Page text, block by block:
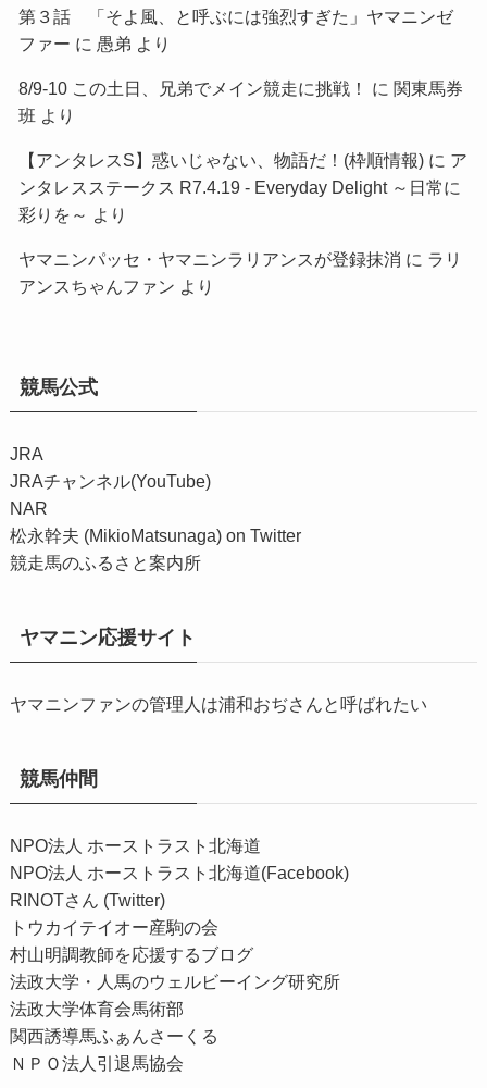
第３話 「そよ風、と呼ぶには強烈すぎた」ヤマニンゼ
ファー に 愚弟 より
8/9-10 この土日、兄弟でメイン競走に挑戦！ に 関東馬券
班 より
【アンタレスS】惑いじゃない、物語だ！(枠順情報)に ア
ンタレスステークス R7.4.19 - Everyday Delight ～日常に
彩りを～ より
ヤマニンパッセ・ヤマニンラリアンスが登録抹消 に ラリ
アンスちゃんファン より
競馬公式
JRA
JRAチャンネル(YouTube)
NAR
松永幹夫 (MikioMatsunaga) on Twitter
競走馬のふるさと案内所
ヤマニン応援サイト
ヤマニンファンの管理人は浦和おぢさんと呼ばれたい
競馬仲間
NPO法人 ホーストラスト北海道
NPO法人 ホーストラスト北海道(Facebook)
RINOTさん (Twitter)
トウカイテイオー産駒の会
村山明調教師を応援するブログ
法政大学・人馬のウェルビーイング研究所
法政大学体育会馬術部
関西誘導馬ふぁんさーくる
ＮＰＯ法人引退馬協会